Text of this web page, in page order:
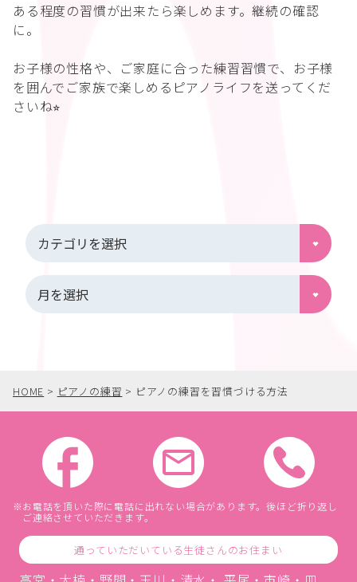
ある程度の習慣が出来たら楽しめます。継続の確認
に。
お子様の性格や、ご家庭に合った練習習慣で、お子様
を囲んでご家族で楽しめるピアノライフを送ってくだ
さいね⭐︎
HOME > ピアノの練習 > ピアノの練習を習慣づける方法
お電話を頂いた際に電話に出れない場合があります。後ほど折り返し
ご連絡させていただきます。
通っていただいている生徒さんのお住まい